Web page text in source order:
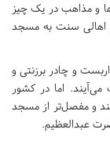
و مذاهب در یک چیز
اهالی سنت به مسجد
و چادر برزنتی و
اما در کشور
و مفصل‌تر از مسجد
عبدالعظیم.